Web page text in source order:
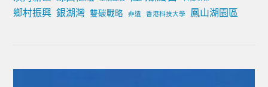
鄉村振興 銀湖灣 雙碳戰略 非遺 香港科技大學 鳳山湖園區